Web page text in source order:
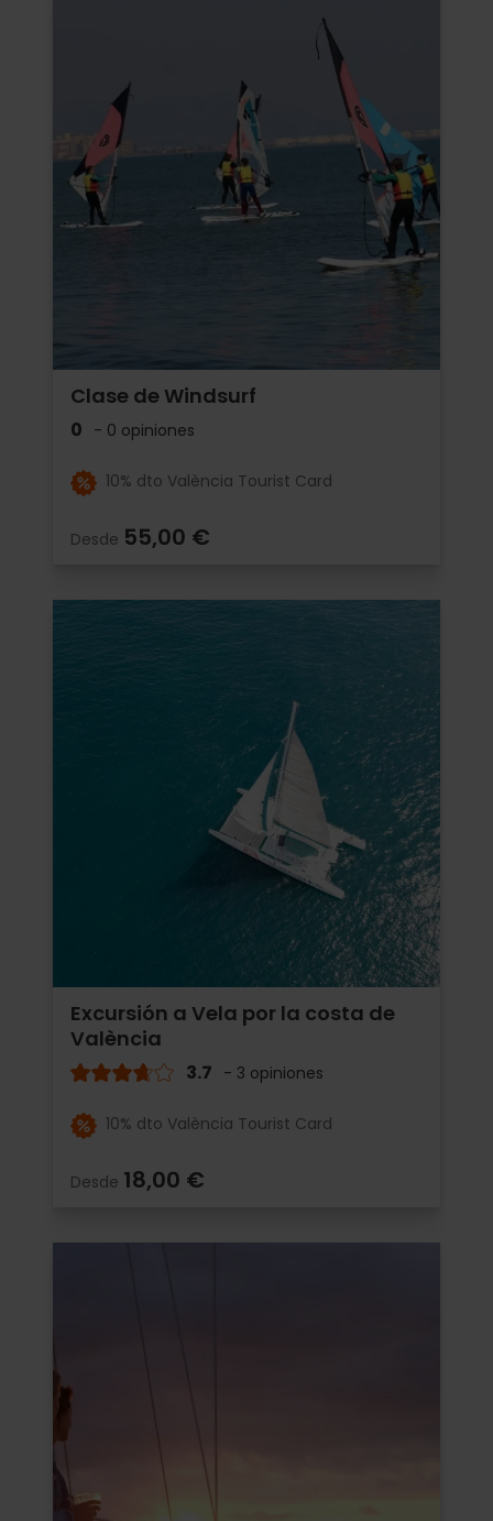
Clase de Windsurf
0 - 0 opiniones
10% dto València Tourist Card
Desde 55,00 €
Excursión a Vela por la costa de
València
3.7 - 3 opiniones
10% dto València Tourist Card
Desde 18,00 €